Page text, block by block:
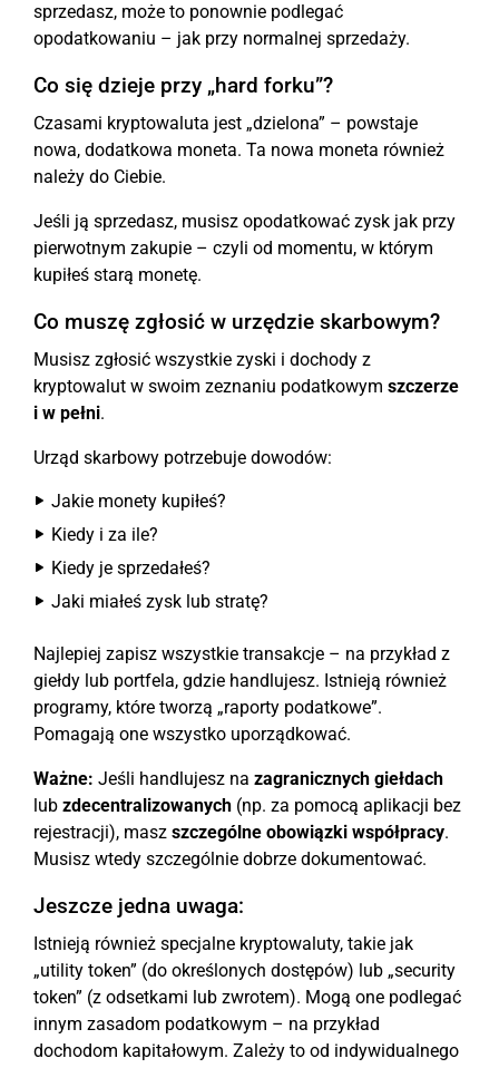
sprzedasz, może to ponownie podlegać
opodatkowaniu – jak przy normalnej sprzedaży.
Co się dzieje przy „hard forku”?
Czasami kryptowaluta jest „dzielona” – powstaje
nowa, dodatkowa moneta. Ta nowa moneta również
należy do Ciebie.
Jeśli ją sprzedasz, musisz opodatkować zysk jak przy
pierwotnym zakupie – czyli od momentu, w którym
kupiłeś starą monetę.
Co muszę zgłosić w urzędzie skarbowym?
Musisz zgłosić wszystkie zyski i dochody z
kryptowalut w swoim zeznaniu podatkowym szczerze
i w pełni.
Urząd skarbowy potrzebuje dowodów:
Jakie monety kupiłeś?
Kiedy i za ile?
Kiedy je sprzedałeś?
Jaki miałeś zysk lub stratę?
Najlepiej zapisz wszystkie transakcje – na przykład z
giełdy lub portfela, gdzie handlujesz. Istnieją również
programy, które tworzą „raporty podatkowe”.
Pomagają one wszystko uporządkować.
Ważne: Jeśli handlujesz na zagranicznych giełdach
lub zdecentralizowanych (np. za pomocą aplikacji bez
rejestracji), masz szczególne obowiązki współpracy.
Musisz wtedy szczególnie dobrze dokumentować.
Jeszcze jedna uwaga:
Istnieją również specjalne kryptowaluty, takie jak
„utility token” (do określonych dostępów) lub „security
token” (z odsetkami lub zwrotem). Mogą one podlegać
innym zasadom podatkowym – na przykład
dochodom kapitałowym. Zależy to od indywidualnego